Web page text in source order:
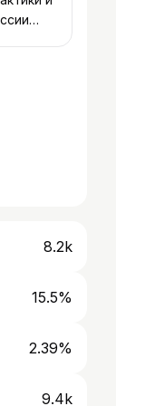
8.2k
15.5%
2.39%
9.4k